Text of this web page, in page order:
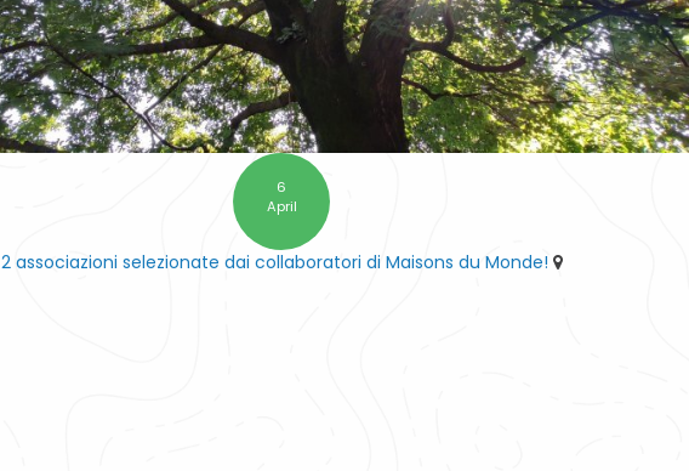
6
April
2 associazioni selezionate dai collaboratori di Maisons du Monde!